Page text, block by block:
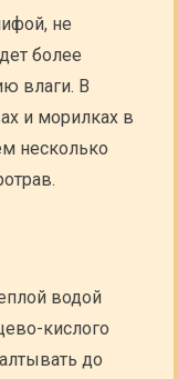
не
более
влаги. В
и морилках в
несколько
водой
кислого
до